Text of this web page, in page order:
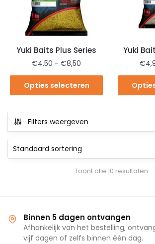
Yuki Baits Plus Series
€4,50 - €8,50
Opties selecteren
Yuki
€
Filters weergeven
Toont alle 10 resultaten
Binnen 5 dagen ontvangen
Afhankelijk van het bestelling,
vijf dagen of zelfs binnen één dag.